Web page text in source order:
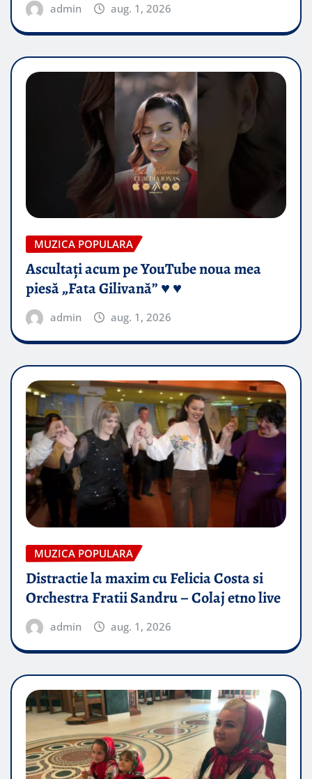
admin aug. 1, 2026
MUZICA POPULARA
Ascultați acum pe YouTube noua mea
piesă „Fata Gilivană” ♥️ ♥️
admin aug. 1, 2026
MUZICA POPULARA
Distractie la maxim cu Felicia Costa si
Orchestra Fratii Sandru – Colaj etno live
admin aug. 1, 2026